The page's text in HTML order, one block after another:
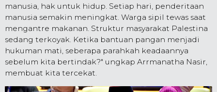
manusia, hak untuk hidup. Setiap hari, penderitaan
manusia semakin meningkat. Warga sipil tewas saat
mengantre makanan. Struktur masyarakat Palestina
sedang terkoyak. Ketika bantuan pangan menjadi
hukuman mati, seberapa parahkah keadaannya
sebelum kita bertindak?" ungkap Arrmanatha Nasir,
membuat kita tercekat.